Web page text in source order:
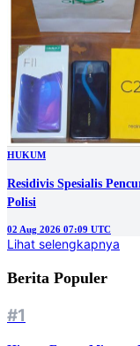
HUKUM
Residivis Spesialis
Polisi
02 Aug 2026 07:09 UTC
Lihat selengkapnya
Berita Populer
#1